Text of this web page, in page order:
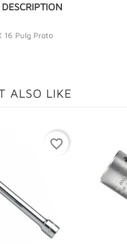
DESCRIPTION
16 Pulg Proto
ALSO LIKE
favorite_border